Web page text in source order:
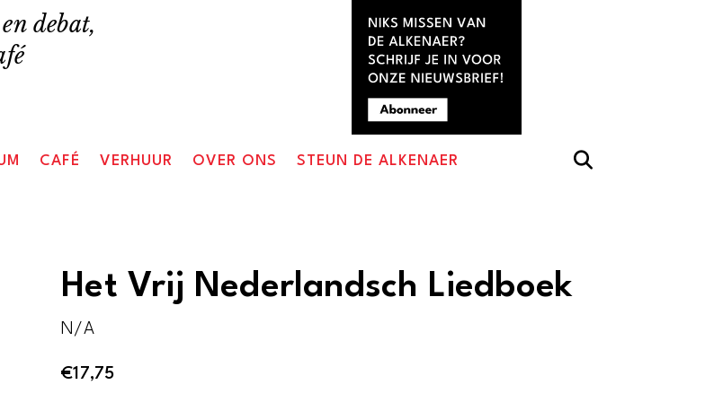
debat,
CAFÉ VERHUUR OVER ONS STEUN DE ALKENAER
Het Vrij Nederlandsch Liedboek
N/A
€17,75